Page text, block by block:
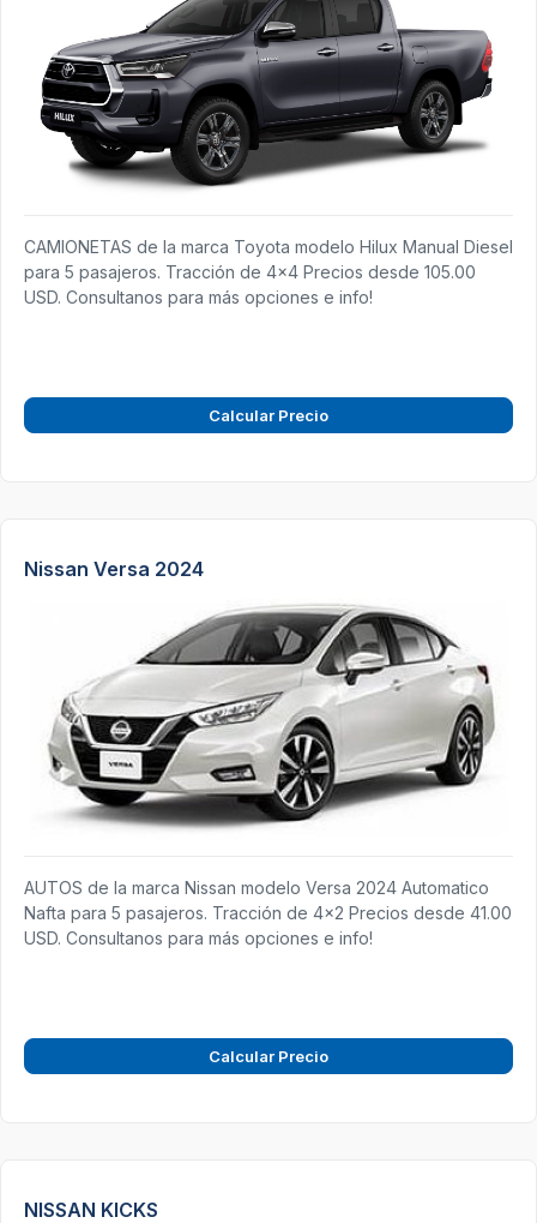
CAMIONETAS de la marca Toyota modelo Hilux Manual Diesel
para 5 pasajeros. Tracción de 4x4 Precios desde 105.00
USD. Consultanos para más opciones e info!
Calcular Precio
Nissan Versa 2024
AUTOS de la marca Nissan modelo Versa 2024 Automatico
Nafta para 5 pasajeros. Tracción de 4x2 Precios desde 41.00
USD. Consultanos para más opciones e info!
Calcular Precio
NISSAN KICKS